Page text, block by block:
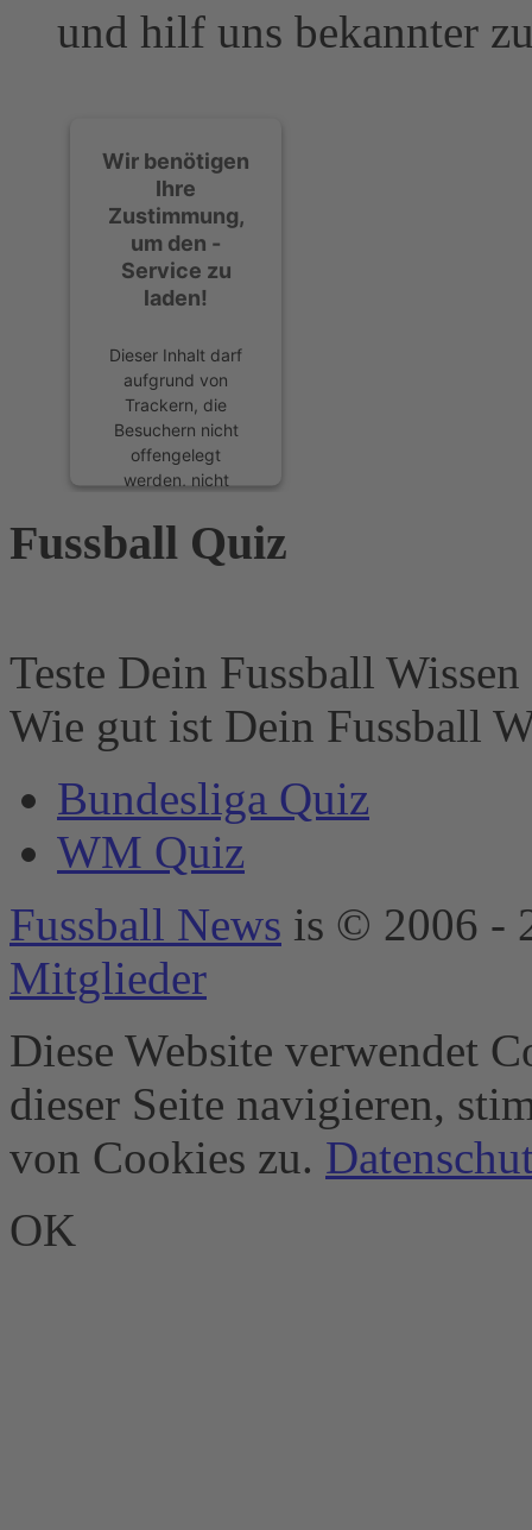
und hilf uns bekannter
Wir benötigen
Ihre
Zustimmung,
um den -
Service zu
laden!
Dieser Inhalt darf
aufgrund von
Trackern, die
Besuchern nicht
offengelegt
werden, nicht
Der Besitzer der
Website muss diese
Liste der
verwendeten
hinzuzufügen.
Usercentrics
Consent
Management
Platform&
Fussball Quiz
Teste Dein Fussball
Wie gut ist Dein Fussball
Bundesliga Quiz
WM Quiz
Fussball News is © 2006 -
Mitglieder
Diese Website verwendet
dieser Seite navigieren,
von Cookies zu.
OK